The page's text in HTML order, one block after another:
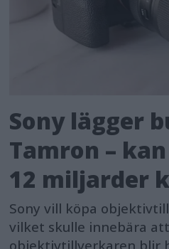
Sony lägger
Tamron –
12 miljarder
Sony vill köpa
vilket skulle innebära